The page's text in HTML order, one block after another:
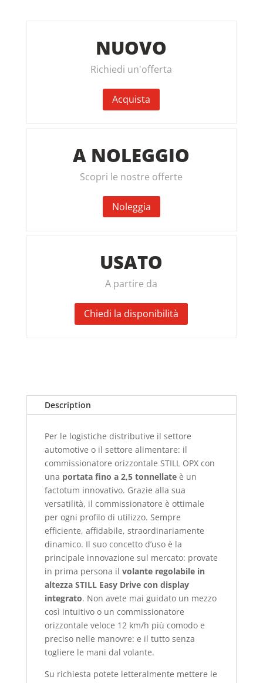
NUOVO
Richiedi un'offerta
Acquista
A NOLEGGIO
Scopri le nostre offerte
Noleggia
USATO
A partire da
Chiedi la disponibilità
Description
Per le logistiche distributive il settore
automotive o il settore alimentare: il
commissionatore orizzontale STILL OPX con
una portata fino a 2,5 tonnellateè un
factotum innovativo. Grazie alla sua
versatilità, il commissionatore è ottimale
per ogni profilo di utilizzo. Sempre
efficiente, affidabile, straordinariamente
dinamico. Il suo concetto d’uso è la
principale innovazione sul mercato: provate
in prima persona il volante regolabile in
altezza STILL Easy Drive con display
integrato. Non avete mai guidato un mezzo
così intuitivo o un commissionatore
orizzontale veloce 12 km/h più comodo e
preciso nelle manovre: e il tutto senza
togliere le mani dal volante.
Su richiesta potete letteralmente mettere le